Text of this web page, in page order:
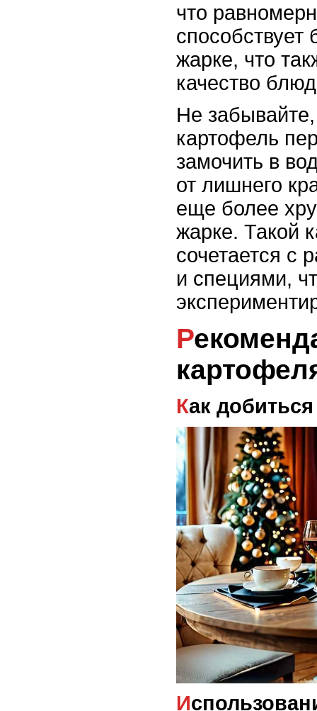
что
способствует
жарке, что
качество
Не
картофель
замочить в
от лишнего
еще более
жарке. Такой
сочетается с
и специями,
Рекомендации по жарке
Как